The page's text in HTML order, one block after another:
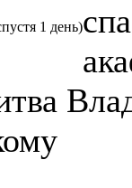
1 день)